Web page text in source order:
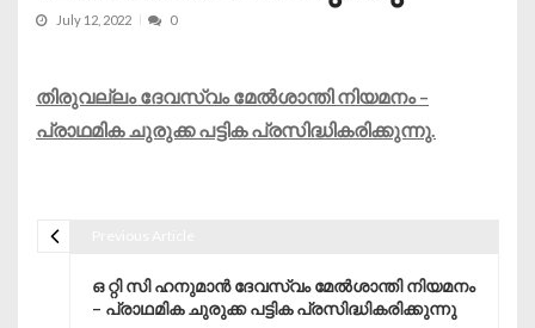
July 12, 2022 0
തിരുവല്ലം ദേവസ്വം മേൽശാന്തി നിയമനം –
പ്രാഥമിക ചുരുക്ക പട്ടിക പ്രസിദ്ധികരിക്കുന്നു.
ഒ റ്റി സി ഹനുമാൻ ദേവസ്വം മേൽശാന്തി നിയമനം
– പ്രാഥമിക ചുരുക്ക പട്ടിക പ്രസിദ്ധികരിക്കുന്നു